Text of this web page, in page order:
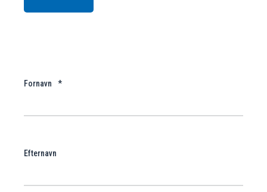
Fornavn *
Efternavn